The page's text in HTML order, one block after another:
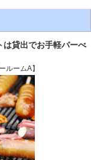
貸出でお手軽バーべ
ルームA】